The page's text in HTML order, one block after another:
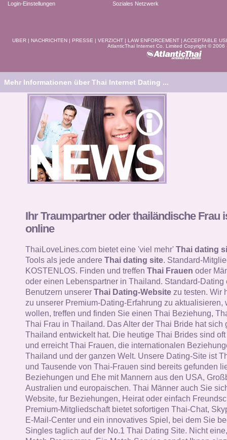
Login-Einstellungen
Soziales Netzwerk
UBER| NACHRICHTEN| PRESSE | VERZICHT| LAW ENFORCEMENT| ACCEPTABLE
AtlanticThai Internet Co. Limited Copyright © 2006
Mehr Informationen über Thai Internet Dating ...
Ihr Traumpartner oder thailändische Frau
online
ThaiLoveLines.com bietet eine 'viel mehr' Thai dating
Tools als jede andere Thai dating site. Standard-
KOSTENLOS. Finden und treffen Thai Frauen oder
oder einen Lebenspartner in Thailand. Standard-Dating
Benutzern unserer Thai Dating-Websitezu testen. Wir
zu unserer Premium-Dating-Erfahrung zu aktualisieren,
wollen, treffen und finden Sie einen Thai Beziehung,
Thai Frau in Thailand. Das Alter der Thai Bride hat sich
Thailand entwickelt hat. Die heutige Thai Brides sind
und erreicht Thai Frauen, die internationalen
Thailand und der ganzen Welt. Unsere Dating-Site ist
und Tausende von Thai-Frauen sind bereits gefunden
Beziehungen und Ehe mit Mannern aus den USA,
Australien und europaischen. Thai Männer auch Sie
Website, fur Beziehungen, Heirat oder einfach
Premium-Mitgliedschaft bietet sofortigen Thai-Chat,
E-Mail-Center und ein innovatives Spiel, bei dem Sie
Singles taglich auf der No.1 Thai Dating Site. Nicht